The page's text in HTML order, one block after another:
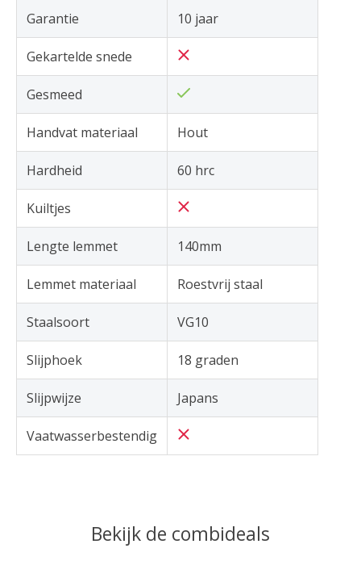
Garantie 10 jaar
Gekartelde snede
Gesmeed
Handvat materiaal Hout
Hardheid 60 hrc
Kuiltjes
Lengte lemmet 140mm
Lemmet materiaal Roestvrij staal
Staalsoort VG10
Slijphoek 18 graden
Slijpwijze Japans
Vaatwasserbestendig
Bekijk de combideals